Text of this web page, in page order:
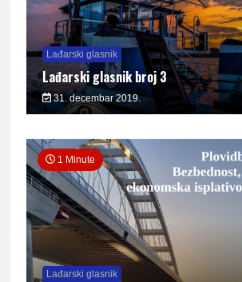
Lađarski glasnik
Lađarski glasnik broj 3
31. decembar 2019.
1 Minute
Lađarski glasnik